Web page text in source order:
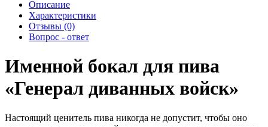
Описание
Характеристики
Отзывы (0)
Вопрос - ответ
Именной бокал для пива
«Генерал диванных войск»
Настоящий ценитель пива никогда не допустит, чтобы оно